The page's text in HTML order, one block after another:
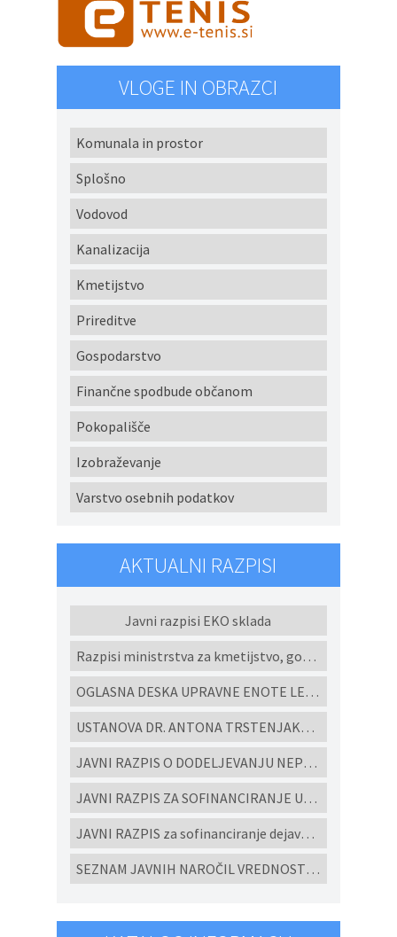
VLOGE IN OBRAZCI
Komunala in prostor
Splošno
Vodovod
Kanalizacija
Kmetijstvo
Prireditve
Gospodarstvo
Finančne spodbude občanom
Pokopališče
Izobraževanje
Varstvo osebnih podatkov
AKTUALNI RAZPISI
Javni razpisi EKO sklada
Razpisi ministrstva za kmetijstvo, gozdarstvo in prehrano
OGLASNA DESKA UPRAVNE ENOTE LENART
USTANOVA DR. ANTONA TRSTENJAKA - Razpisi za študijske programe in projekte 2022
JAVNI RAZPIS O DODELJEVANJU NEPOVRATNIH FINANČNIH SREDSTEV ZA IZGRADNJO MALIH KOMUNALNIH ČISTILNIH NAPRAV IN HIŠNIH PREČRPALIŠČ V OBČINI CERKVENJAK V LETU 2026
JAVNI RAZPIS ZA SOFINANCIRANJE UKREPOV POSPEŠEVANJA IN SPODBUJANJE RAZVOJA MALEGA GOSPODARSTVA V OBČINI CERKVENJAK ZA LETO 2026
JAVNI RAZPIS za sofinanciranje dejavnosti ljubiteljske kulture, javnih kulturnih programov in javnih kulturnih prireditev in projektov v Občini Cerkvenjak za leto 2026
SEZNAM JAVNIH NAROČIL VREDNOSTI NAD 10.000 eur brez DDV ODDANIH PO EVIDENČNEM POSTOPKU V SKLADU ZJN-3 za leto 2025